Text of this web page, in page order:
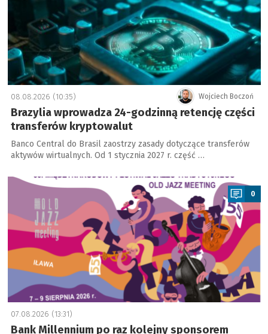
Wojciech Boczoń
08.08.2026 (10:35)
Brazylia wprowadza 24-godzinną retencję części
transferów kryptowalut
Banco Central do Brasil zaostrzy zasady dotyczące transferów
aktywów wirtualnych. Od 1 stycznia 2027 r. część …
a
0
07.08.2026 (13:31)
Bank Millennium po raz kolejny sponsorem